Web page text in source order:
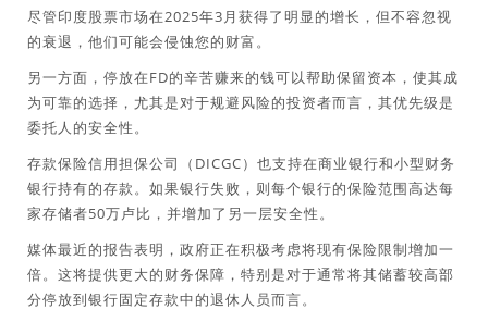
尽管印度股票市场在2025年3月获得了明显的增长，但不容忽视
的衰退，他们可能会侵蚀您的财富。
另一方面，停放在FD的辛苦赚来的钱可以帮助保留资本，使其成
为可靠的选择，尤其是对于规避风险的投资者而言，其优先级是
委托人的安全性。
存款保险信用担保公司（DICGC）也支持在商业银行和小型财务
银行持有的存款。如果银行失败，则每个银行的保险范围高达每
家存储者50万卢比，并增加了另一层安全性。
媒体最近的报告表明，政府正在积极考虑将现有保险限制增加一
倍。这将提供更大的财务保障，特别是对于通常将其储蓄较高部
分停放到银行固定存款中的退休人员而言。